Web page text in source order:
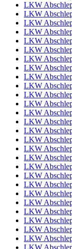
LKW
LKW
LKW
LKW
LKW
LKW
LKW
LKW
LKW
LKW
LKW
LKW
LKW
LKW
LKW
LKW
LKW
LKW
LKW
LKW
LKW
LKW
LKW
LKW
LKW
LKW
LKW
LKW